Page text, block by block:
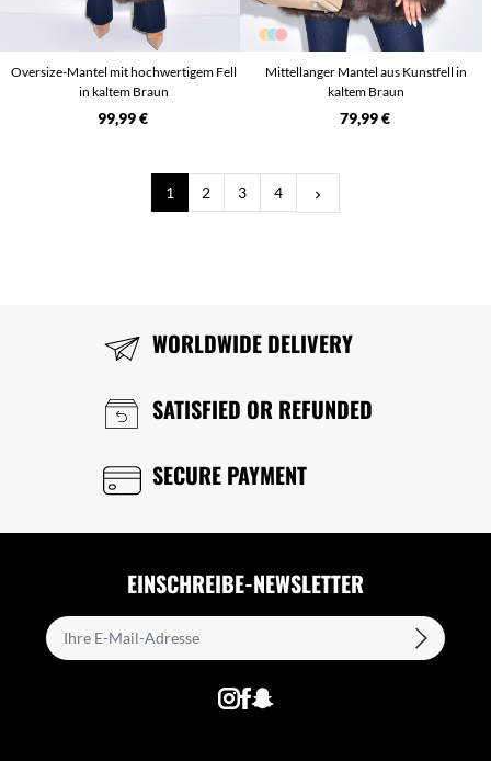
Oversize-Mantel mit hochwertigem Fell
in kaltem Braun
99,99 €
Mittellanger Mantel aus Kunstfell in
kaltem Braun
79,99 €
1 2 3 4 keyboard_arrow_right
WORLDWIDE DELIVERY
SATISFIED OR REFUNDED
SECURE PAYMENT
EINSCHREIBE-NEWSLETTER